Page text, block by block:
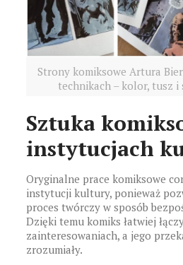
Strony komiksowe Artura
technikach – kolor, tusz i
Sztuka
instytucjach
Oryginalne prace komiksowe
instytucji kultury, ponieważ
proces twórczy w sposób
Dzięki temu komiks łatwiej
zainteresowaniach, a jego
zrozumiały.